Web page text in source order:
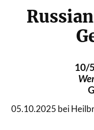
10/
05.10.2025 bei